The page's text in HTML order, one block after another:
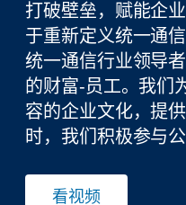
打破壁垒，赋能企
于重新定义统一通
统一通信行业领导
的财富-员工。我们
容的企业文化，提
时，我们积极参与
看视频